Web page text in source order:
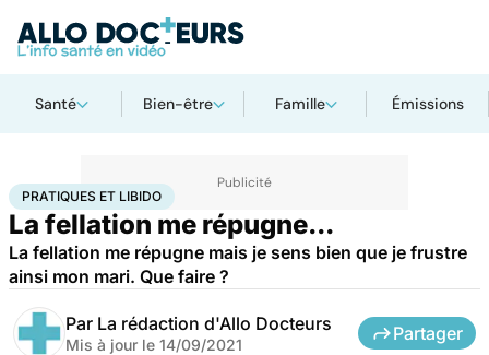
Santé Bien-être Famille Émissions
AccueilBien-êtreSexoPratiques et libido
PRATIQUES ET LIBIDO
La fellation me répugne...
La fellation me répugne mais je sens bien que je frustre
ainsi mon mari. Que faire ?
Par La rédaction d'Allo Docteurs
Mis à jour le 14/09/2021
Partager